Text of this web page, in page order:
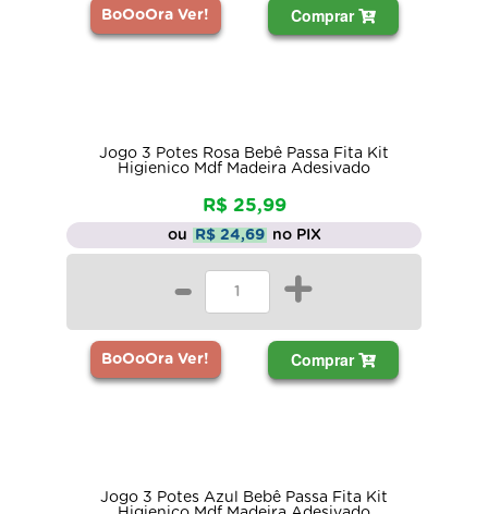
BoOoOra Ver! Comprar
Jogo 3 Potes Rosa Bebê Passa Fita Kit
Higienico Mdf Madeira Adesivado
R$ 25,99
ou R$ 24,69 no PIX
- +
BoOoOra Ver! Comprar
Jogo 3 Potes Azul Bebê Passa Fita Kit